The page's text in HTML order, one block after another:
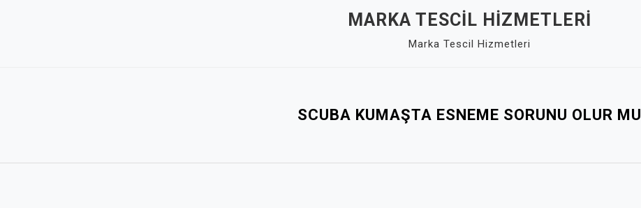
MARKA TESCIL HIZMETLERI
Marka Tescil Hizmetleri
SCUBA KUMAŞTA ESNEME SORUNU OLUR MU